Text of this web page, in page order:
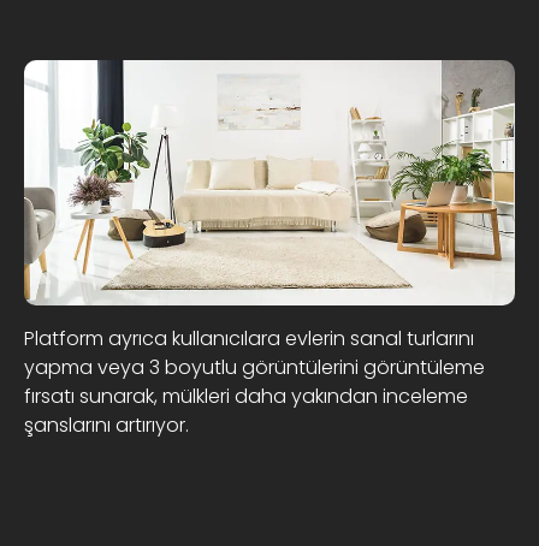
Platform ayrıca kullanıcılara evlerin sanal turlarını
yapma veya 3 boyutlu görüntülerini görüntüleme
fırsatı sunarak, mülkleri daha yakından inceleme
şanslarını artırıyor.